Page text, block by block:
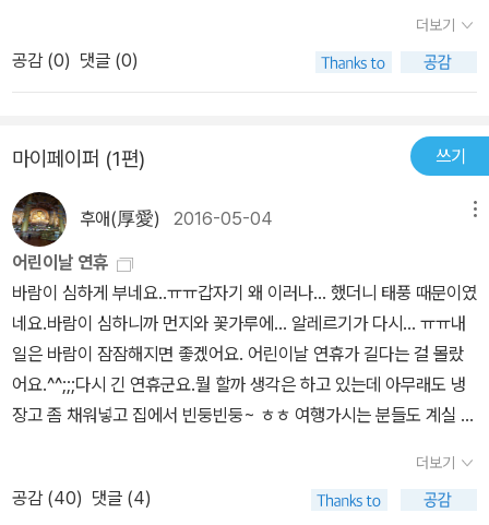
뭉클하다.아버지의 지게, 꽃이 날리던 들판, 아버지의 나물 다발, 아이
들의 그림자를 따라 돌을 놓았던 아버지의 모습들이 떠올라 봄까지
없다고 늘상 예기하던 아이였는데 언제부터인지 꿈을 꾸고 있답니다.
지게에 한가득 꽃을 짊어지고 가는 아버지의 뒷모습어떻게 보면 일도
안하고 처자식 나몰라라 하고 자기 좋아하는꽃놀이만 하는 아버지로
하고고생하는 어머니의 늦은 저녁 바느질과 자고 있는 아이들 깨워달
밤에 일렬로 세운 것들하며말로 표현할 수 없는 아버지의 정도 느껴
지지만 그 무뚝뚝함이 저희 아빠랑너무 비슷하네요.돌아가시고 난 후
비로서 아버지의 행동을 이해할 수 있었던 자식들의 마음과아버지 무
덤을 온갖 봄 꽃으로 둘러 주었던 자식들의 정성을 들여다 볼 수 있었
던 가슴 뭉클하고 따듯한 아빠가 생각나게 하는 책이였답니다.우리
아이들도 할아버지랑 비슷하다고 우리 할아버지도 꽃 좋하하고 새도
좋아하는데 우리할아버지 뒷모습이랑 말하는 아이들 보며 그렇지 할
아버지랑 똑같지!! 하며 잠자리에 들었답니다.
더보기
공감 (0) 댓글 (0)
마이페이퍼 (1편) 쓰기
후애(厚愛) 2016-05-04
어린이날 연휴
바람이 심하게 부네요..ㅠㅠ갑자기 왜 이러나... 했더니 태풍 때문이였
네요.바람이 심하니까 먼지와 꽃가루에... 알레르기가 다시... ㅠㅠ내
일은 바람이 잠잠해지면 좋겠어요. 어린이날 연휴가 길다는 걸 몰랐
어요.^^;;;다시 긴 연휴군요.뭘 할까 생각은 하고 있는데 아무래도 냉
장고 좀 채워넣고 집에서 빈둥빈둥~ ㅎㅎ 여행가시는 분들도 계실 것
국열차 종착역> 그래픽노블 신간이 나왔어요.무척 보고싶네요.^^ 3
2년 만에 완간된 그래픽 노블의 전설 <설국열차 종착역>. [설국열
더보기
공감 (40) 댓글 (4)